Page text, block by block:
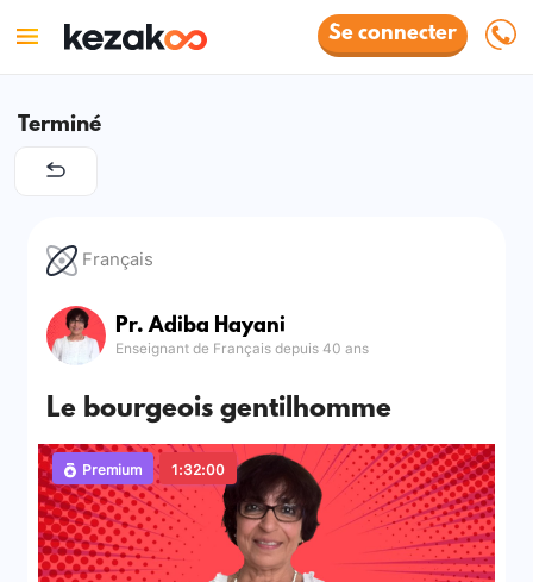
Se connecter
Terminé
Français
Pr. Adiba Hayani
Enseignant de Français depuis 40 ans
Le bourgeois gentilhomme
Premium 1:32:00